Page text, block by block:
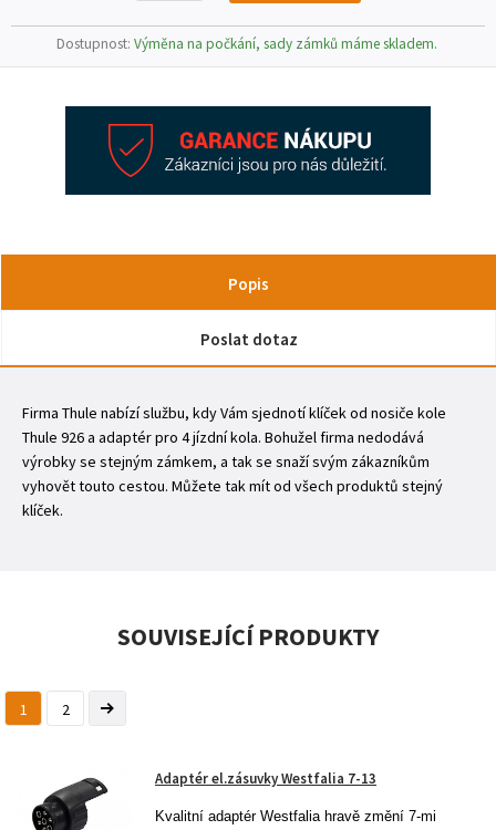
Dostupnost: Výměna na počkání, sady zámků máme skladem.
Popis
Poslat dotaz
Firma Thule nabízí službu, kdy Vám sjednotí klíček od nosiče kole
Thule 926 a adaptér pro 4 jízdní kola. Bohužel firma nedodává
výrobky se stejným zámkem, a tak se snaží svým zákazníkům
vyhovět touto cestou. Můžete tak mít od všech produktů stejný
klíček.
SOUVISEJÍCÍ PRODUKTY
1 2
Adaptér el.zásuvky Westfalia 7-13
Kvalitní adaptér Westfalia hravě změní 7-mi